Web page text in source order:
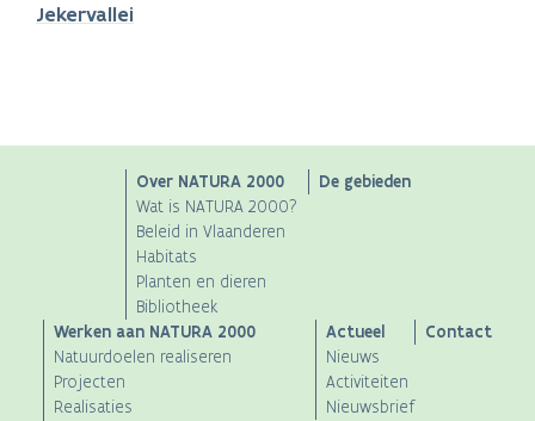
Jekervallei
navigation
Over NATURA 2000
Wat is NATURA 2000?
Beleid in Vlaanderen
Habitats
Planten en dieren
Bibliotheek
De gebieden
Werken aan NATURA 2000
Natuurdoelen realiseren
Projecten
Realisaties
Actueel
Nieuws
Activiteiten
Nieuwsbrief
Contact